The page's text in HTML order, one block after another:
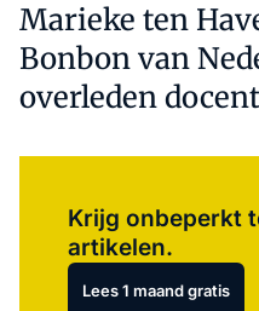
Marieke ten
Bonbon van
overleden docent
Krijg onbeperkt
artikelen.
Lees 1 maand gratis